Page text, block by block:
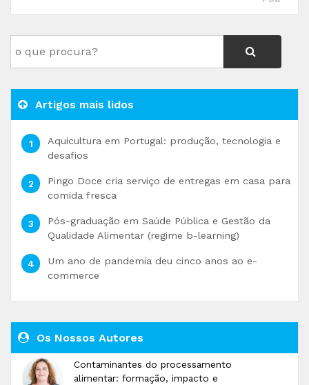
Artigos mais lidos
Aquicultura em Portugal: produção, tecnologia e
desafios
Pingo Doce cria serviço de entregas em casa para
comida fresca
Pós-graduação em Saúde Pública e Gestão da
Qualidade Alimentar (regime b-learning)
Um ano de pandemia deu cinco anos ao e-
commerce
Os Nossos Autores
Contaminantes do processamento
alimentar: formação, impacto e